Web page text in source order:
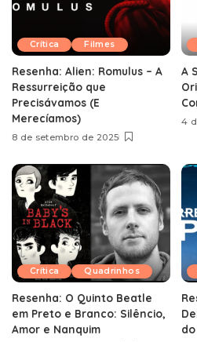
Crítica Filmes
Resenha: Alien: Romulus – A
Ressurreição que
Precisávamos (E
Merecíamos)
8 de setembro de 2025
A
4
Crítica Quadrinhos
Resenha: O Quinto Beatle
em Preto e Branco: Silêncio,
Amor e Nanquim